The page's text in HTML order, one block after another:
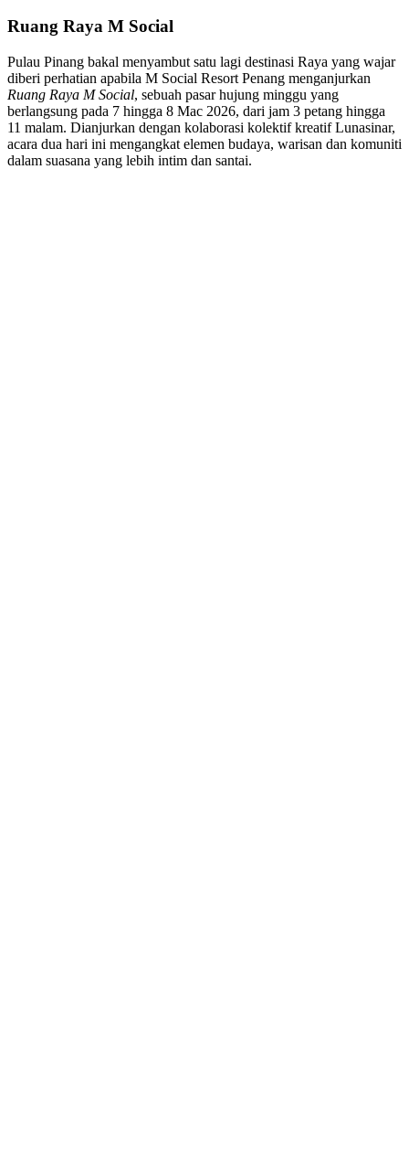
Ruang Raya M Social
Pulau Pinang bakal menyambut satu lagi destinasi Raya yang wajar
diberi perhatian apabila M Social Resort Penang menganjurkan
Ruang Raya M Social, sebuah pasar hujung minggu yang
berlangsung pada 7 hingga 8 Mac 2026, dari jam 3 petang hingga
11 malam. Dianjurkan dengan kolaborasi kolektif kreatif Lunasinar,
acara dua hari ini mengangkat elemen budaya, warisan dan komuniti
dalam suasana yang lebih intim dan santai.